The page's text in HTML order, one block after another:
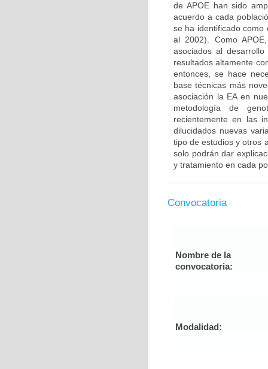
de APOE han sido
acuerdo a cada
se ha identificado como
al 2002). Como
asociados al
resultados altamente
entonces, se hace
base técnicas más
asociación la EA en
metodología de
recientemente en las
dilucidados nuevas
tipo de estudios y otros
solo podrán dar
y tratamiento en cada
Convocatoria
Nombre de la
convocatoria:
Modalidad: